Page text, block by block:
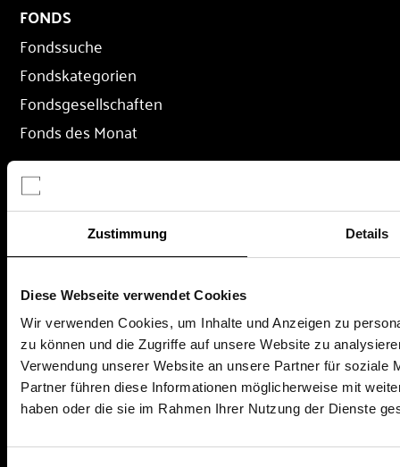
Zustimmung Details
Diese Webseite verwendet Cookies
Wir verwenden Cookies, um Inhalte und Anzeigen zu
zu können und die Zugriffe auf unsere Website zu
Verwendung unserer Website an unsere Partner für soziale
Partner führen diese Informationen möglicherweise mit
haben oder die sie im Rahmen Ihrer Nutzung der Dienste
FONDS
Fondssuche
Fondskategorien
Fondsgesellschaften
Fonds des Monat
RECHTLICHES
Impressum
AGB
Nutzungsbedingungen
AKTUELLES & WISSEN